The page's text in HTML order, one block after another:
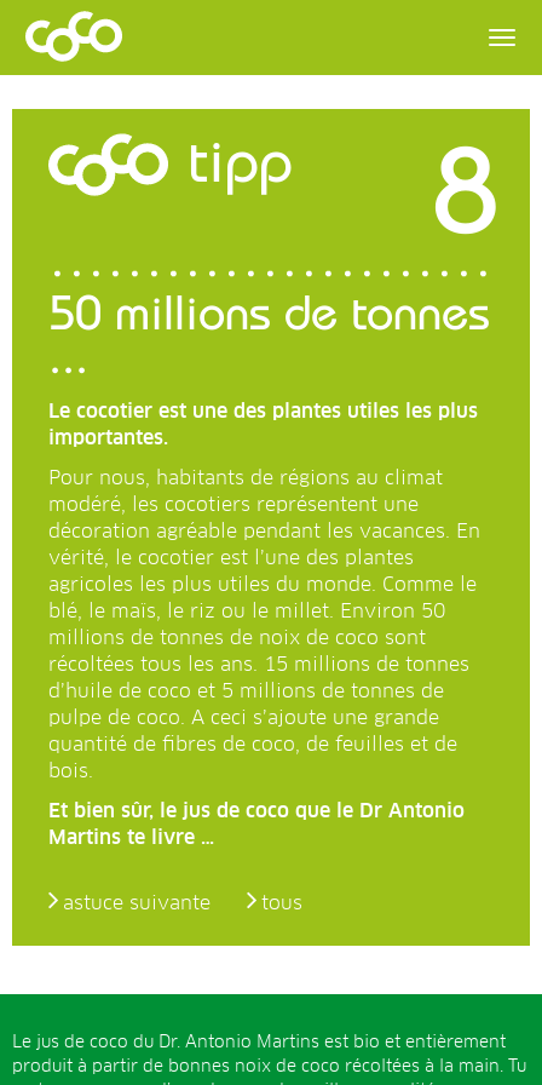
tipp 8
50 millions de tonnes
...
Le cocotier est une des plantes utiles les plus
importantes.
Pour nous, habitants de régions au climat
modéré, les cocotiers représentent une
décoration agréable pendant les vacances. En
vérité, le cocotier est l’une des plantes
agricoles les plus utiles du monde. Comme le
blé, le maïs, le riz ou le millet. Environ 50
millions de tonnes de noix de coco sont
récoltées tous les ans. 15 millions de tonnes
d’huile de coco et 5 millions de tonnes de
pulpe de coco. A ceci s’ajoute une grande
quantité de fibres de coco, de feuilles et de
bois.
Et bien sûr, le jus de coco que le Dr Antonio
Martins te livre …
astuce suivante tous
Le jus de coco du Dr. Antonio Martins est bio et entièrement
produit à partir de bonnes noix de coco récoltées à la main. Tu